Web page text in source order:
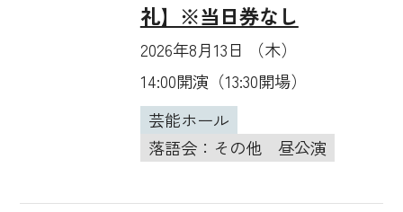
礼】※当日券なし
2026年8月13日 （木）
14:00開演（13:30開場）
芸能ホール
落語会：その他
昼公演